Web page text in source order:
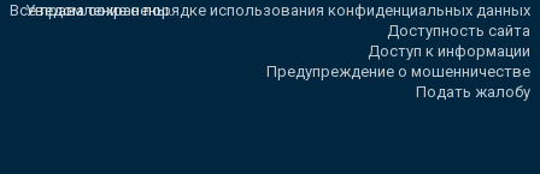
Все права сохранены.
Уведомление о порядке использования конфиденциальных данных
Доступность сайта
Доступ к информации
Предупреждение о мошенничестве
Подать жалобу